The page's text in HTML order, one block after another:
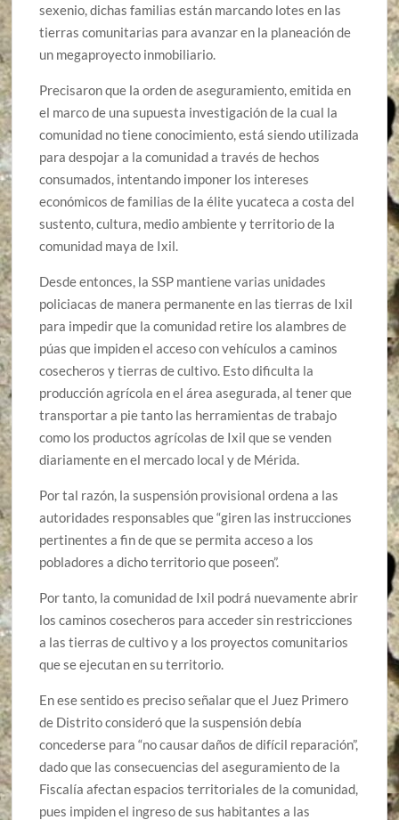
sexenio, dichas familias están marcando lotes en las
tierras comunitarias para avanzar en la planeación de
un megaproyecto inmobiliario.
Precisaron que la orden de aseguramiento, emitida en
el marco de una supuesta investigación de la cual la
comunidad no tiene conocimiento, está siendo utilizada
para despojar a la comunidad a través de hechos
consumados, intentando imponer los intereses
económicos de familias de la élite yucateca a costa del
sustento, cultura, medio ambiente y territorio de la
comunidad maya de Ixil.
Desde entonces, la SSP mantiene varias unidades
policiacas de manera permanente en las tierras de Ixil
para impedir que la comunidad retire los alambres de
púas que impiden el acceso con vehículos a caminos
cosecheros y tierras de cultivo. Esto dificulta la
producción agrícola en el área asegurada, al tener que
transportar a pie tanto las herramientas de trabajo
como los productos agrícolas de Ixil que se venden
diariamente en el mercado local y de Mérida.
Por tal razón, la suspensión provisional ordena a las
autoridades responsables que “giren las instrucciones
pertinentes a fin de que se permita acceso a los
pobladores a dicho territorio que poseen”.
Por tanto, la comunidad de Ixil podrá nuevamente abrir
los caminos cosecheros para acceder sin restricciones
a las tierras de cultivo y a los proyectos comunitarios
que se ejecutan en su territorio.
En ese sentido es preciso señalar que el Juez Primero
de Distrito consideró que la suspensión debía
concederse para “no causar daños de difícil reparación”,
dado que las consecuencias del aseguramiento de la
Fiscalía afectan espacios territoriales de la comunidad,
pues impiden el ingreso de sus habitantes a las